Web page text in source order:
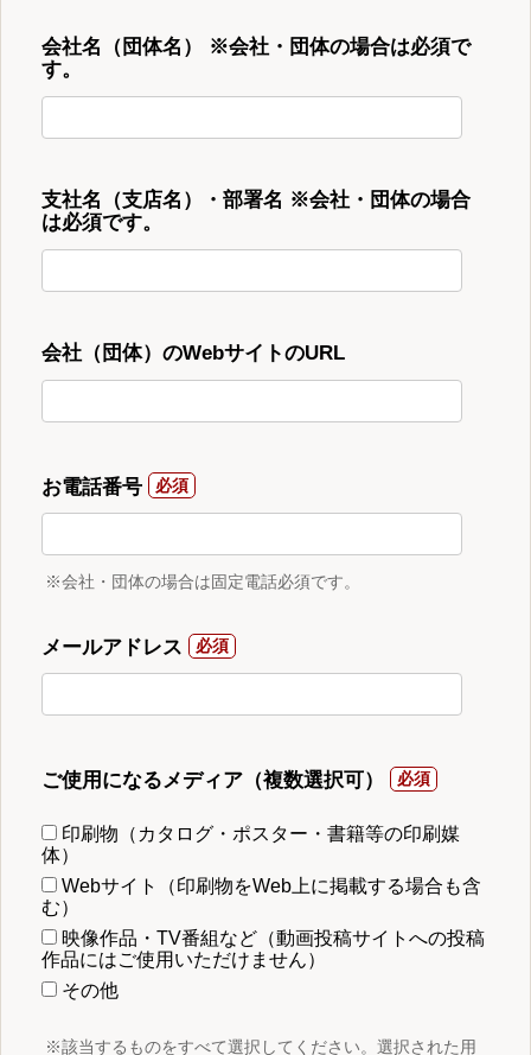
会社名（団体名） ※会社・団体の場合は必須で
す。
支社名（支店名）・部署名 ※会社・団体の場合
は必須です。
会社（団体）のWebサイトのURL
お電話番号
※会社・団体の場合は固定電話必須です。
メールアドレス
ご使用になるメディア（複数選択可）
印刷物（カタログ・ポスター・書籍等の印刷媒
体）
Webサイト（印刷物をWeb上に掲載する場合も含
む）
映像作品・TV番組など（動画投稿サイトへの投稿
作品にはご使用いただけません）
その他
※該当するものをすべて選択してください。選択された用